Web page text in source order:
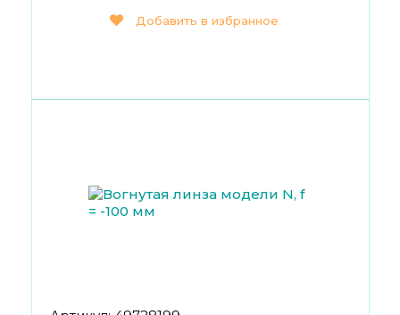
Добавить в избранное